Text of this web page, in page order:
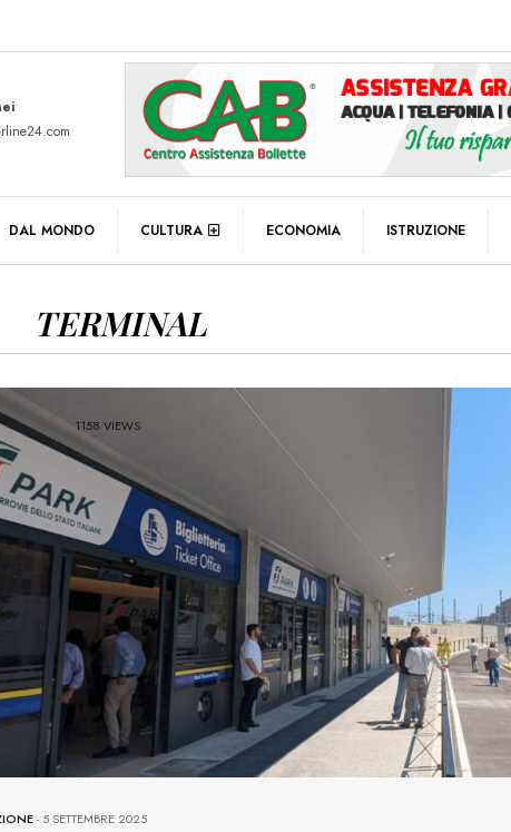
DAL MONDO CULTURA ECONOMIA ISTRUZIONE
TERMINAL
1158 VIEWS
-5 SETTEMBRE 2025